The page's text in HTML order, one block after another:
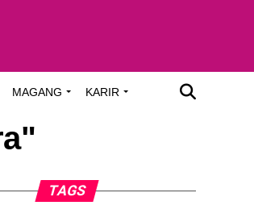
MAGANG KARIR
TAGS